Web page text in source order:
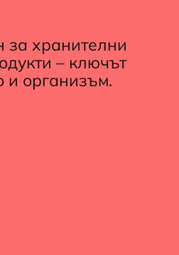
за хранителни
– ключът
и организъм.